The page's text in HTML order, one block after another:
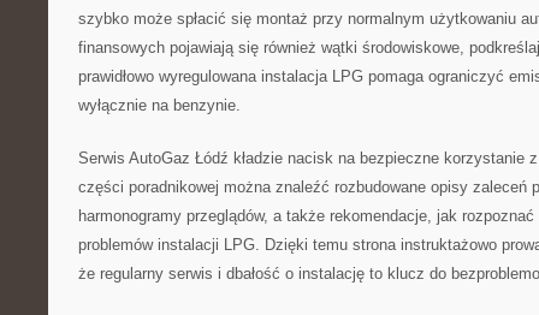
szybko może spłacić się montaż przy normalnym użytkowaniu
finansowych pojawiają się również wątki środowiskowe,
prawidłowo wyregulowana instalacja LPG pomaga ograniczyć
wyłącznie na benzynie.
Serwis AutoGaz Łódź kładzie nacisk na bezpieczne korzystanie
części poradnikowej można znaleźć rozbudowane opisy zaleceń
harmonogramy przeglądów, a także rekomendacje, jak
problemów instalacji LPG. Dzięki temu strona instruktażowo
że regularny serwis i dbałość o instalację to klucz do